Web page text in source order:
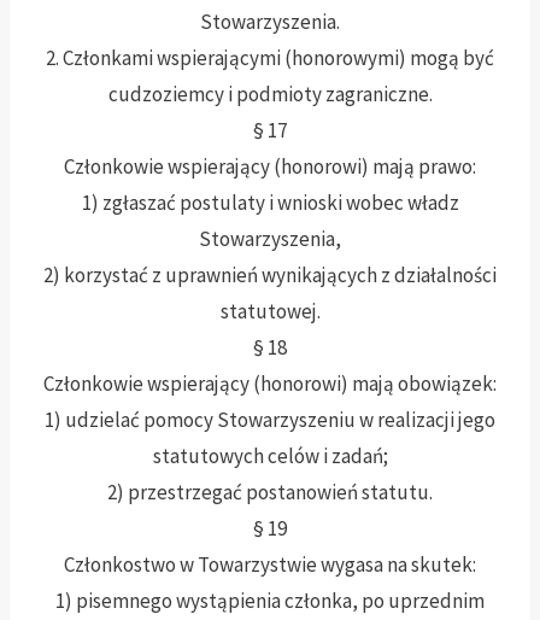
Stowarzyszenia.
2. Członkami wspierającymi (honorowymi) mogą być
cudzoziemcy i podmioty zagraniczne.
§ 17
Członkowie wspierający (honorowi) mają prawo:
1) zgłaszać postulaty i wnioski wobec władz
Stowarzyszenia,
2) korzystać z uprawnień wynikających z działalności
statutowej.
§ 18
Członkowie wspierający (honorowi) mają obowiązek:
1) udzielać pomocy Stowarzyszeniu w realizacji jego
statutowych celów i zadań;
2) przestrzegać postanowień statutu.
§ 19
Członkostwo w Towarzystwie wygasa na skutek:
1) pisemnego wystąpienia członka, po uprzednim